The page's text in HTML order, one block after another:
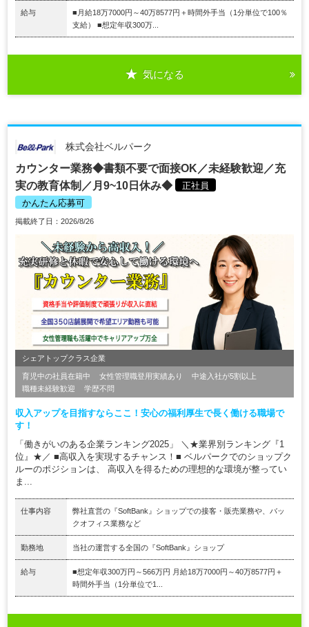
給与
■月給18万7000円～40万8577円＋時間外手当（1分単位で100％
支給） ■想定年収300万...
気になる
株式会社ベルパーク
カウンター業務◆書類不要で面接OK／未経験歓迎／充
実の教育体制／月9~10日休み◆
正社員
かんたん応募可
掲載終了日：2026/8/26
シェアトップクラス企業
育児中の社員在籍中 女性管理職登用実績あり
中途入社が5割以上
職種未経験歓迎
学歴不問
収入アップを目指すならここ！安心の福利厚生で長く働ける職場で
す！
「働きがいのある企業ランキング2025」 ＼★業界別ランキング『1
位』★／ ■高収入を実現するチャンス！■ ベルパークでのショップク
ルーのポジションは、 高収入を得るための理想的な環境が整ってい
ま...
仕事内容
弊社直営の『SoftBank』ショップでの接客・販売業務や、バッ
クオフィス業務など
勤務地 当社の運営する全国の『SoftBank』ショップ
給与
■想定年収300万円～566万円 月給18万7000円～40万8577円＋
時間外手当（1分単位で1...